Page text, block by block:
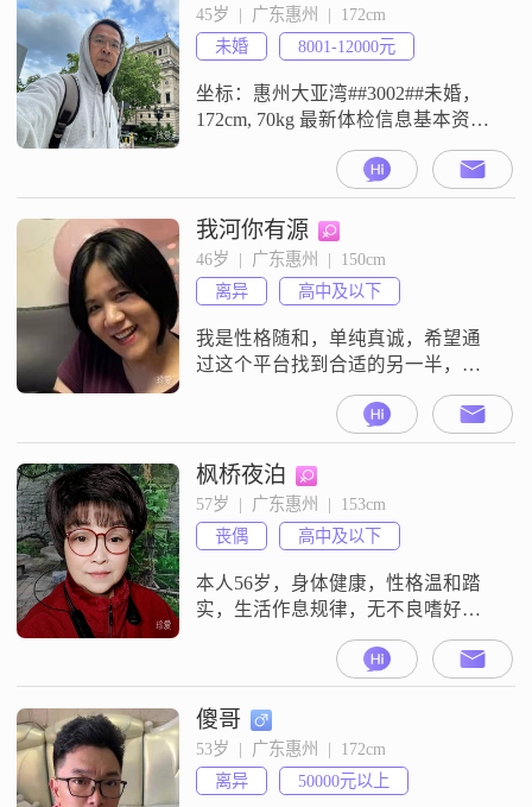
45岁  |  广东惠州  |  172cm
未婚
8001-12000元
坐标：惠州大亚湾##3002##未婚，
172cm, 70kg 最新体检信息基本资料
都有，双方有眼缘就面聊，见光死
也死的痛快点，打字出不来情感
##3002##我做跨境电商卖货，上
网，宅着追剧，跑步锻炼身体，无
三高##3002##讨厌抽烟喝酒！毕业
后,04年户口迁来深圳,开始从事电子
类外贸生意,房子买在惠州大亚湾公
园上城
我河你有源
46岁  |  广东惠州  |  150cm
离异
高中及以下
我是性格随和，单纯真诚，希望通
过这个平台找到合适的另一半，相
爱相伴余生，非诚勿扰
枫桥夜泊
57岁  |  广东惠州  |  153cm
丧偶
高中及以下
本人56岁，身体健康，性格温和踏
实，生活作息规律，无不良嗜好
##3002##经济独立，能够自理日常
起居##3002##希望寻找一位真诚相
伴的伴侣：年龄相仿，60～68岁，
身体健康，心地善良，通情达理
##3002##遇事愿意沟通，不冷战，
懂得互相体谅##3002##有稳定生
活，生活习惯简单干净##3002##不
傻哥
53岁  |  广东惠州  |  172cm
离异
50000元以上